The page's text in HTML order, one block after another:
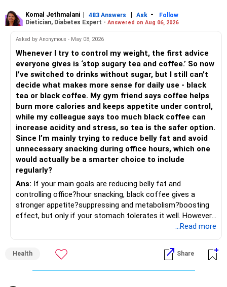
– Avoid making sudden changes to existing investments.
– Shift gradually based on your comfort level.
» Share Portfolio Review
– Review every stock once a year.
– Remove weak businesses if required.
– Avoid holding too many stocks.
– Focus on quality over quantity.
– If managing stocks becomes difficult, future
investments can be routed through mutual funds.
» Emergency Planning
– Keep around 6 to 12 months of expenses in liquid
– Keep this amount separate from long-term investments.
– Use it only for emergencies.
– Multi Asset Fund – 10% (Rs.50,000)
Helps reduce overall portfolio volatility.
» Should You Invest All At Once?
– If the money is already available and your horizon is long,
investing in a staggered manner over 3 to 6 months can
reduce timing risk.
– Keep the uninvested amount in a liquid mutual fund until
deployment.
» Return Expectations
– A well-managed diversified portfolio has the potential to
generate around 12% to 15% XIRR over a long period.
– Some years may even give negative returns. Patience is
seasonal , handcrafted and made from date palm sap (rare
outside Bengal)
Komal Jethmalani | 483 Answers | Ask -
Follow
Dietician, Diabetes Expert - Answered on Aug 06, 2026
Asked by Anonymous - May 08, 2026
Whenever I try to control my weight, the first advice
everyone gives is ‘stop sugary tea and coffee.’ So now
I've switched to drinks without sugar, but I still can't
decide what makes more sense for daily use - black
tea or black coffee. My gym friend says coffee helps
burn more calories and keeps appetite under control,
while my colleague says too much black coffee can
increase acidity and stress, so tea is the safer option.
Since I’m mainly trying to reduce belly fat and avoid
unnecessary snacking during office hours, which one
would actually be a smarter choice to include
regularly?
Ans: If your main goals are reducing belly fat and
controlling office?hour snacking, black coffee gives a
stronger appetite?suppressing and metabolism?boosting
effect, but only if your stomach tolerates it well. However,
if you struggle with acidity, stress, or jitteriness, black tea
to consistent calorie control, protein?rich meals, fiber?rich
snacks, daily exercise and reducing late?night eating.
...Read more
Health Share